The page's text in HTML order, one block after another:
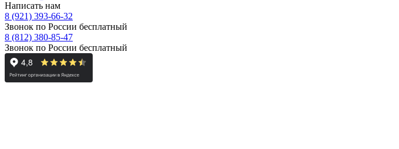
Написать нам
8 (921) 393-66-32
Звонок по России бесплатный
8 (812) 380-85-47
Звонок по России бесплатный